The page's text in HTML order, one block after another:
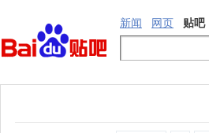
新闻 网页 贴吧